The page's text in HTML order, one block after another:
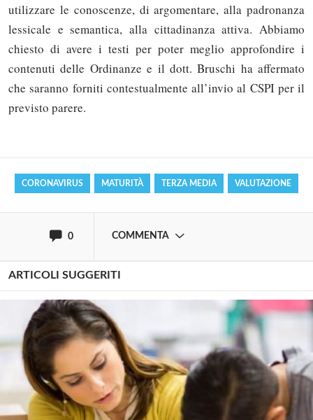
utilizzare le conoscenze, di argomentare, alla padronanza
lessicale e semantica, alla cittadinanza attiva. Abbiamo
chiesto di avere i testi per poter meglio approfondire i
contenuti delle Ordinanze e il dott. Bruschi ha affermato
che saranno forniti contestualmente all’invio al CSPI per il
previsto parere.
CORONAVIRUS MATURITÀ TERZA MEDIA VALUTAZIONE
0 COMMENTA
Solo gli utenti registrati possono
commentare!
ARTICOLI SUGGERITI